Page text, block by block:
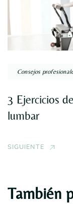
Consejos
3 Ejercicios
lumbar
SIGUIENTE
También